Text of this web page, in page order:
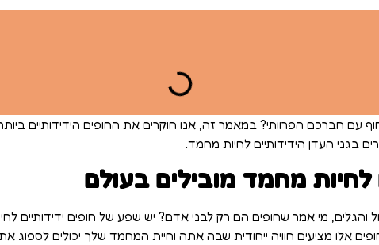
חברכם הפרוותי? במאמר זה, אנו חוקרים את החופים הידידותיים
בגני העדן הידידותיים לחיות מחמד.
לחיות מחמד מובילים בעולם
מי אמר שחופים הם רק לבני אדם? יש שפע של חופים ידידותיים
אלו מציעים חוויה ייחודית שבה אתה וחיית המחמד שלך יכולים לספוג